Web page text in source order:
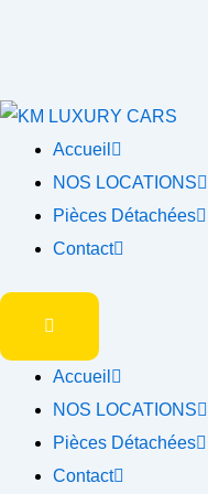
Accueil
NOS LOCATIONS
Pièces Détachées
Contact
Accueil
NOS LOCATIONS
Pièces Détachées
Contact